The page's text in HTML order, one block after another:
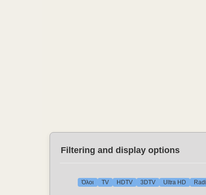
Filtering and display options
Όλοι TV HDTV 3DTV Ultra HD